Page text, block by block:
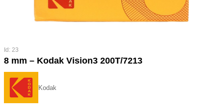
Id: 23
8 mm – Kodak Vision3 200T/7213
Kodak